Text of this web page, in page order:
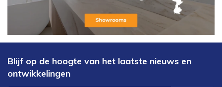
Blijf op de hoogte van het laatste nieuws en
ontwikkelingen